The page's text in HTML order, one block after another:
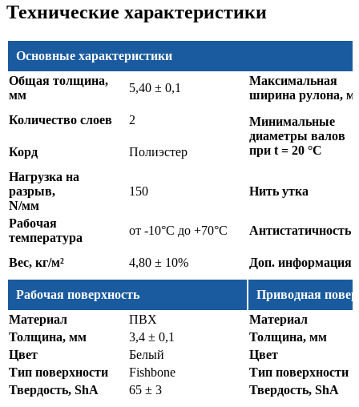
Технические характеристики
Основные характеристики
Общая толщина,
мм
5,40 ± 0,1
Максимальная
ширина рулона,
Количество слоев
2
Минимальные
диаметры валов
при t = 20 °C
Корд
Полиэстер
Нагрузка на
разрыв,
N/мм
150 Нить утка
Рабочая
температура
от -10°C до +70°C Антистатичность
Вес, кг/м² 4,80 ± 10% Доп. информация
Рабочая поверхность
Приводная
Материал
ПВХ
Материал
Толщина, мм
3,4 ± 0,1
Толщина, мм
Цвет
Белый
Цвет
Тип поверхности
Fishbone
Тип поверхности
Твердость, ShA
65 ± 3 Твердость, ShA